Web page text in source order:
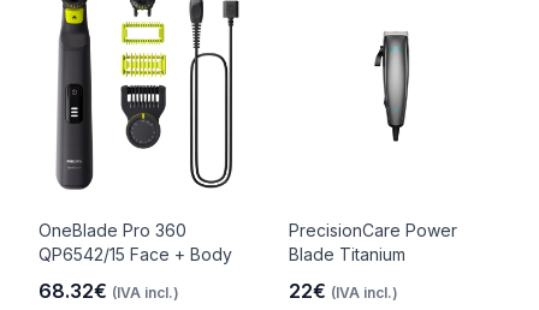
OneBlade Pro 360
QP6542/15 Face + Body
68.32€ (IVA incl.)
PrecisionCare Power
Blade Titanium
22€ (IVA incl.)